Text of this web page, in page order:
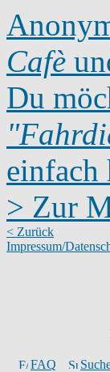
Cafè
Du
> Zur
< Zurück
Impressum/
FAQ